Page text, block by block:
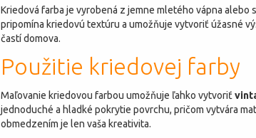
Kriedová farba je vyrobená z jemne mletého vápna
pripomína kriedovú textúru a umožňuje vytvoriť úžasné
častí domova.
Použitie kriedovej farby
Maľovanie kriedovou farbou umožňuje ľahko vytvoriť
jednoduché a hladké pokrytie povrchu, pričom vytvára
obmedzením je len vaša kreativita.